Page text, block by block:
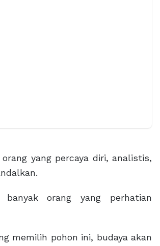
yang percaya diri, analistis,
banyak orang yang perhatian
memilih pohon ini, budaya akan